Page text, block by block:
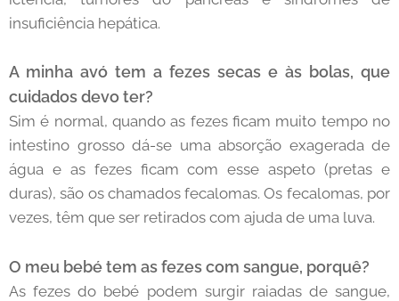
insuficiência hepática.
A minha avó tem a fezes secas e às bolas, que
cuidados devo ter?
Sim é normal, quando as fezes ficam muito tempo no
intestino grosso dá-se uma absorção exagerada de
água e as fezes ficam com esse aspeto (pretas e
duras), são os chamados fecalomas. Os fecalomas, por
vezes, têm que ser retirados com ajuda de uma luva.
O meu bebé tem as fezes com sangue, porquê?
As fezes do bebé podem surgir raiadas de sangue,